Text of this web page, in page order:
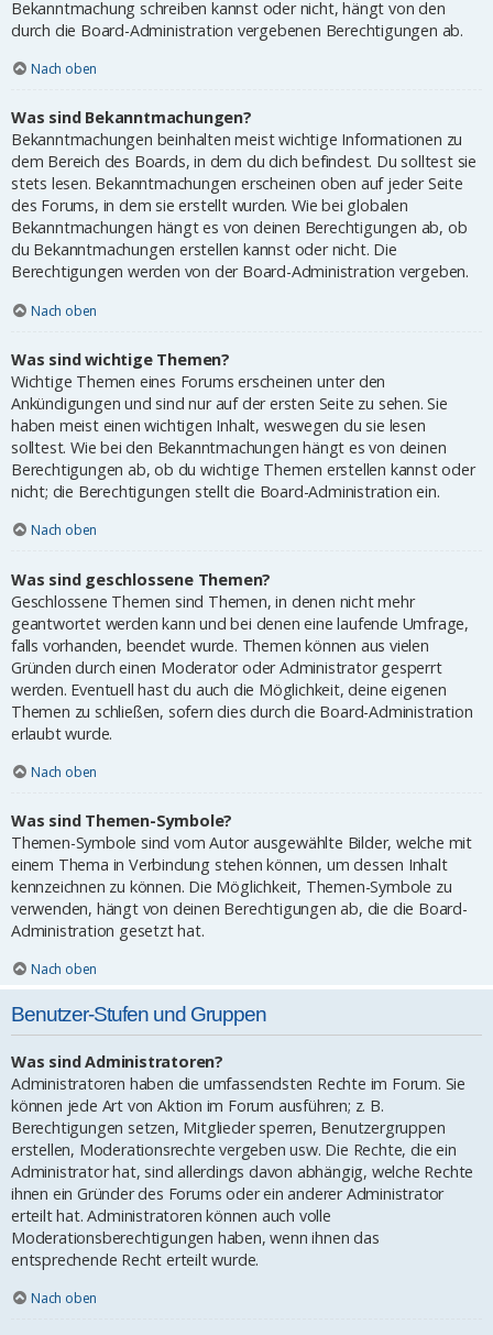
Bekanntmachung schreiben kannst oder nicht, hängt von den
durch die Board-Administration vergebenen Berechtigungen ab.
Nach oben
Was sind Bekanntmachungen?
Bekanntmachungen beinhalten meist wichtige Informationen zu
dem Bereich des Boards, in dem du dich befindest. Du solltest sie
stets lesen. Bekanntmachungen erscheinen oben auf jeder Seite
des Forums, in dem sie erstellt wurden. Wie bei globalen
Bekanntmachungen hängt es von deinen Berechtigungen ab, ob
du Bekanntmachungen erstellen kannst oder nicht. Die
Berechtigungen werden von der Board-Administration vergeben.
Nach oben
Was sind wichtige Themen?
Wichtige Themen eines Forums erscheinen unter den
Ankündigungen und sind nur auf der ersten Seite zu sehen. Sie
haben meist einen wichtigen Inhalt, weswegen du sie lesen
solltest. Wie bei den Bekanntmachungen hängt es von deinen
Berechtigungen ab, ob du wichtige Themen erstellen kannst oder
nicht; die Berechtigungen stellt die Board-Administration ein.
Nach oben
Was sind geschlossene Themen?
Geschlossene Themen sind Themen, in denen nicht mehr
geantwortet werden kann und bei denen eine laufende Umfrage,
falls vorhanden, beendet wurde. Themen können aus vielen
Gründen durch einen Moderator oder Administrator gesperrt
werden. Eventuell hast du auch die Möglichkeit, deine eigenen
Themen zu schließen, sofern dies durch die Board-Administration
erlaubt wurde.
Nach oben
Was sind Themen-Symbole?
Themen-Symbole sind vom Autor ausgewählte Bilder, welche mit
einem Thema in Verbindung stehen können, um dessen Inhalt
kennzeichnen zu können. Die Möglichkeit, Themen-Symbole zu
verwenden, hängt von deinen Berechtigungen ab, die die Board-
Administration gesetzt hat.
Nach oben
Benutzer-Stufen und Gruppen
Was sind Administratoren?
Administratoren haben die umfassendsten Rechte im Forum. Sie
können jede Art von Aktion im Forum ausführen; z. B.
Berechtigungen setzen, Mitglieder sperren, Benutzergruppen
erstellen, Moderationsrechte vergeben usw. Die Rechte, die ein
Administrator hat, sind allerdings davon abhängig, welche Rechte
ihnen ein Gründer des Forums oder ein anderer Administrator
erteilt hat. Administratoren können auch volle
Moderationsberechtigungen haben, wenn ihnen das
entsprechende Recht erteilt wurde.
Nach oben